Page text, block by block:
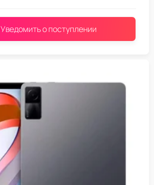
Уведомить о поступлении